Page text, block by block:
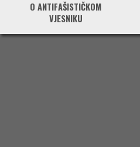
O ANTIFAŠISTIČKOM
VJESNIKU